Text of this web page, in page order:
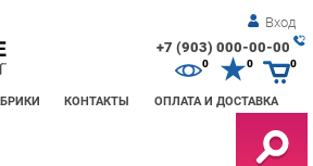
Вход
+7 (903) 000-00-00
КОНТАКТЫ ОПЛАТА И ДОСТАВКА
0 0